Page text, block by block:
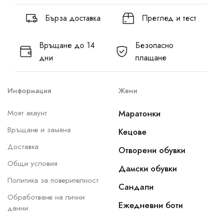
Бърза доставка Преглед и тест
Връщане до 14
дни
Безопасно
плащане
Информация
Моят акаунт
Връщане и замяна
Доставка
Общи условия
Политика за поверителност
Обработване на лични
данни
Жени
Маратонки
Кецове
Отворени обувки
Дамски обувки
Сандали
Ежедневни боти